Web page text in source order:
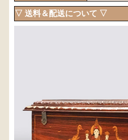
▽ 送料＆配送について ▽
だくと、自動的に送料が加算さ
・配送についての詳細は、こち
【送料を確